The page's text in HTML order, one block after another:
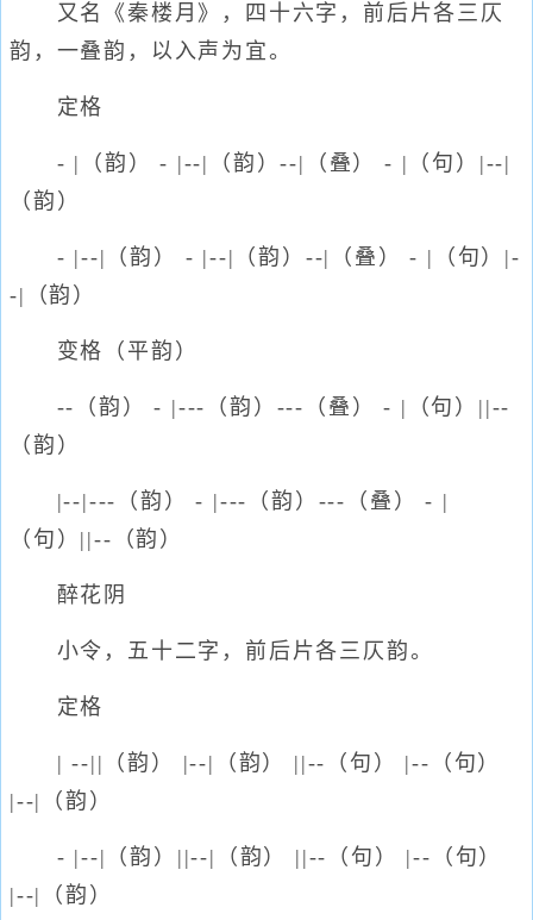
又名《秦楼月》，四十六字，前后片各三仄
韵，一叠韵，以入声为宜。
定格
- |（韵） - |--|（韵）--|（叠） - |（句）|--|
（韵）
- |--|（韵） - |--|（韵）--|（叠） - |（句）|-
-|（韵）
变格（平韵）
--（韵） - |---（韵）---（叠） - |（句）||--
（韵）
|--|---（韵） - |---（韵）---（叠） - |
（句）||--（韵）
醉花阴
小令，五十二字，前后片各三仄韵。
定格
| --||（韵） |--|（韵） ||--（句） |--（句）
|--|（韵）
- |--|（韵）||--|（韵） ||--（句） |--（句）
|--|（韵）